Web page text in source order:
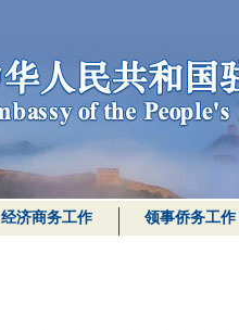
经济商务工作 领事侨务工作